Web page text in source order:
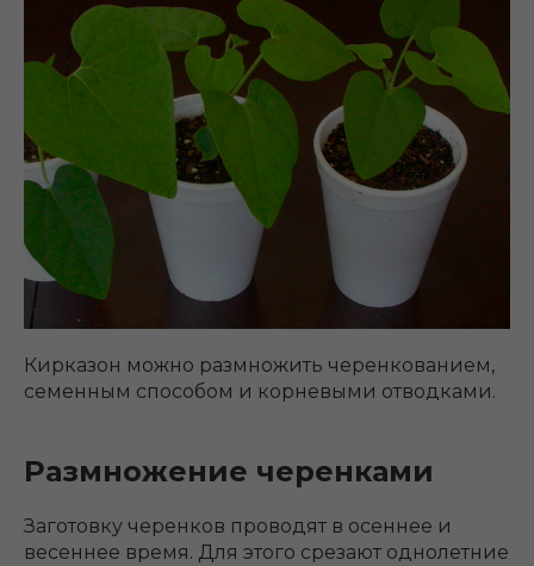
Кирказон можно размножить черенкованием,
семенным способом и корневыми отводками.
Размножение черенками
Заготовку черенков проводят в осеннее и
весеннее время. Для этого срезают однолетние